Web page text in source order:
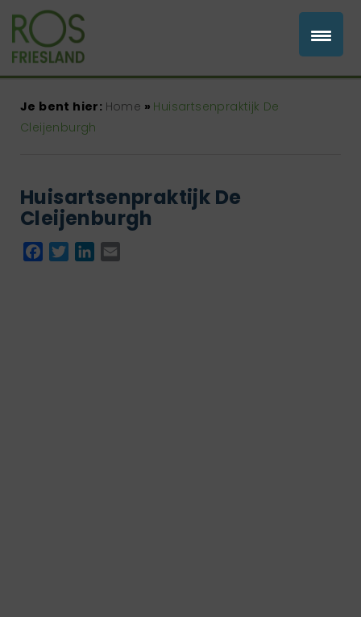
Je bent hier: Home » Huisartsenpraktijk De
Cleijenburgh
Huisartsenpraktijk De
Cleijenburgh
Facebook
TwitterLinkedIn